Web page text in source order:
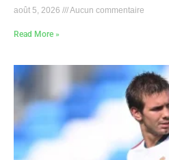
août 5, 2026 Aucun commentaire
Read More »